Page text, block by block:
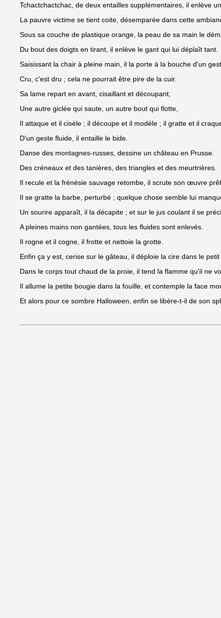
Tchactchactchac, de deux entailles supplémentaires, il enlève
La pauvre victime se tient coite, désemparée dans cette
Sous sa couche de plastique orange, la peau de sa main le
Du bout des doigts en tirant, il enlève le gant qui lui déplaît tant.
Saisissant la chair à pleine main, il la porte à la bouche d'un
Cru, c'est dru ; cela ne pourrait être pire de la cuir.
Sa lame repart en avant, cisaillant et découpant,
Une autre giclée qui saute, un autre bout qui flotte,
Il attaque et il cisèle ; il découpe et il modèle ; il gratte et il
D'un geste fluide, il entaille le bide.
Danse des montagnes-russes, dessine un château en Prusse.
Des créneaux et des tanières, des triangles et des meurtrières.
Il recule et la frénésie sauvage retombe, il scrute son œuvre
Il se gratte la barbe, perturbé ; quelque chose semble lui
Un sourire apparaît, il la décapite ; et sur le jus coulant il se
A pleines mains non gantées, tous les fluides sont enlevés.
Il rogne et il cogne, il frotte et nettoie la grotte.
Enfin ça y est, cerise sur le gâteau, il déploie la cire dans le
Dans le corps tout chaud de la proie, il tend la flamme qu'il ne
Il allume la petite bougie dans la fouille, et contemple la face
Et alors pour ce sombre Halloween, enfin se libère-t-il de son